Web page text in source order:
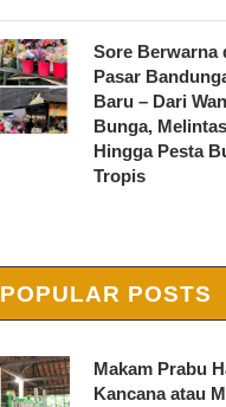
Sore Berwarna
Pasar
Baru – Dari
Bunga,
Hingga Pesta
Tropis
POPULAR POSTS
Makam Prabu
Kancana atau